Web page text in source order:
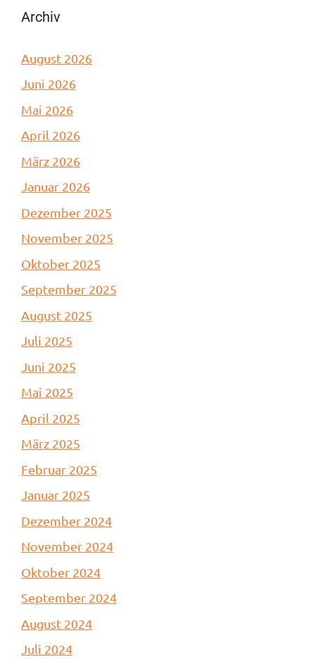
Archiv
August 2026
Juni 2026
Mai 2026
April 2026
März 2026
Januar 2026
Dezember 2025
November 2025
Oktober 2025
September 2025
August 2025
Juli 2025
Juni 2025
Mai 2025
April 2025
März 2025
Februar 2025
Januar 2025
Dezember 2024
November 2024
Oktober 2024
September 2024
August 2024
Juli 2024